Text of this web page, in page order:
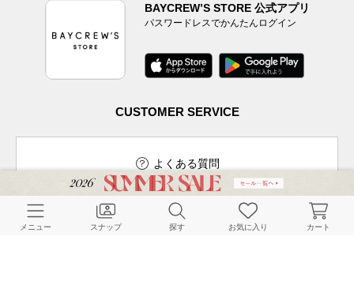
BAYCREW’S STORE 公式アプリ
パスワードレスでかんたんログイン
CUSTOMER SERVICE
よくある質問
メニュー スナップ 探す お気に入り カート